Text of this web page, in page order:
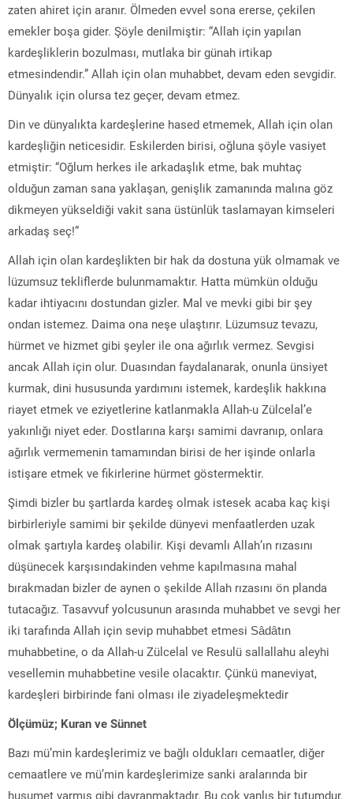
zaten ahiret için aranır. Ölmeden evvel sona ererse, çekilen
emekler boşa gider. Şöyle denilmiştir: “Allah için yapılan
kardeşliklerin bozulması, mutlaka bir günah irtikap
etmesindendir.” Allah için olan muhabbet, devam eden sevgidir.
Dünyalık için olursa tez geçer, devam etmez.
Din ve dünyalıkta kardeşlerine hased etmemek, Allah için olan
kardeşliğin neticesidir. Eskilerden birisi, oğluna şöyle vasiyet
etmiştir: “Oğlum herkes ile arkadaşlık etme, bak muhtaç
olduğun zaman sana yaklaşan, genişlik zamanında malına göz
dikmeyen yükseldiği vakit sana üstünlük taslamayan kimseleri
arkadaş seç!”
Allah için olan kardeşlikten bir hak da dostuna yük olmamak ve
lüzumsuz tekliflerde bulunmamaktır. Hatta mümkün olduğu
kadar ihtiyacını dostundan gizler. Mal ve mevki gibi bir şey
ondan istemez. Daima ona neşe ulaştırır. Lüzumsuz tevazu,
hürmet ve hizmet gibi şeyler ile ona ağırlık vermez. Sevgisi
ancak Allah için olur. Duasından faydalanarak, onunla ünsiyet
kurmak, dini hususunda yardımını istemek, kardeşlik hakkına
riayet etmek ve eziyetlerine katlanmakla Allah-u Zülcelal’e
yakınlığı niyet eder. Dostlarına karşı samimi davranıp, onlara
ağırlık vermemenin tamamından birisi de her işinde onlarla
istişare etmek ve fikirlerine hürmet göstermektir.
Şimdi bizler bu şartlarda kardeş olmak istesek acaba kaç kişi
birbirleriyle samimi bir şekilde dünyevi menfaatlerden uzak
olmak şartıyla kardeş olabilir. Kişi devamlı Allah’ın rızasını
düşünecek karşısındakinden vehme kapılmasına mahal
bırakmadan bizler de aynen o şekilde Allah rızasını ön planda
tutacağız. Tasavvuf yolcusunun arasında muhabbet ve sevgi her
iki tarafında Allah için sevip muhabbet etmesi Sâdâtın
muhabbetine, o da Allah-u Zülcelal ve Resulü sallallahu aleyhi
vesellemin muhabbetine vesile olacaktır. Çünkü maneviyat,
kardeşleri birbirinde fani olması ile ziyadeleşmektedir
Ölçümüz; Kuran ve Sünnet
Bazı mü’min kardeşlerimiz ve bağlı oldukları cemaatler, diğer
cemaatlere ve mü’min kardeşlerimize sanki aralarında bir
husumet varmış gibi davranmaktadır. Bu çok yanlış bir tutumdur.